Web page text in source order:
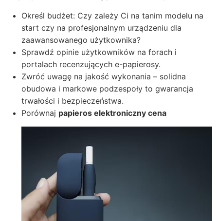
Określ budżet: Czy zależy Ci na tanim modelu na
start czy na profesjonalnym urządzeniu dla
zaawansowanego użytkownika?
Sprawdź opinie użytkowników na forach i
portalach recenzujących e-papierosy.
Zwróć uwagę na jakość wykonania – solidna
obudowa i markowe podzespoły to gwarancja
trwałości i bezpieczeństwa.
Porównaj papieros elektroniczny cena